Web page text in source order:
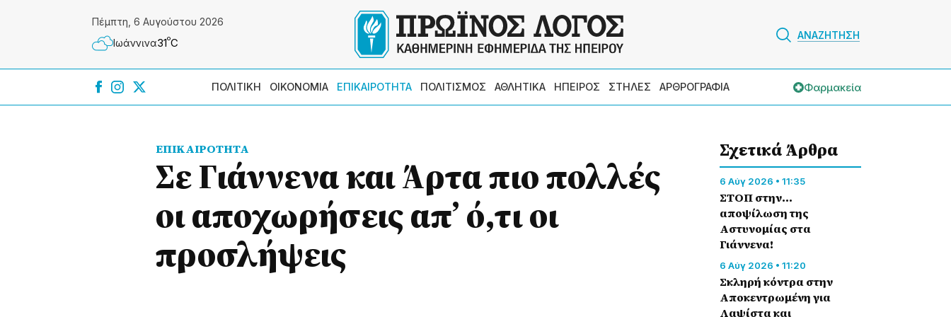
Πέμπτη, 6 Αυγούστου 2026
Ιωάννɩνα31ºC
ΑΝΑΖΗΤΗΣΗ
ΠΟΛΙΤΙΚΗ ΟΙΚΟΝΟΜΙΑ ΕΠΙΚΑΙΡΟΤΗΤΑ ΠΟΛΙΤΙΣΜΟΣ ΑΘΛΗΤΙΚΑ ΗΠΕΙΡΟΣ ΣΤΗΛΕΣ ΑΡΘΡΟΓΡΑΦΙΑ Φαρμακεία
ΕΠΙΚΑΙΡΟΤΗΤΑ
Σε Γιάννενα και Άρτα πιο πολλές
οι αποχωρήσεις απ’ ό,τι οι
προσλήψεις
Σχετικά Άρθρα
6 Αύγ 2026 • 11:35
ΣΤΟΠ στην…
αποψίλωση της
Αστυνομίας στα
Γιάννενα!
6 Αύγ 2026 • 11:20
Σκληρή κόντρα στην
Αποκεντρωμένη για
Λαψίστα και